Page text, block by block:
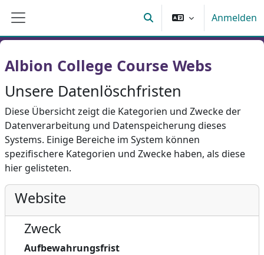
Website-Übersicht Sucheingabe umschalten
Anmelden
Albion College Course Webs
Unsere Datenlöschfristen
Diese Übersicht zeigt die Kategorien und Zwecke der
Datenverarbeitung und Datenspeicherung dieses
Systems. Einige Bereiche im System können
spezifischere Kategorien und Zwecke haben, als diese
hier gelisteten.
Website
Zweck
Aufbewahrungsfrist